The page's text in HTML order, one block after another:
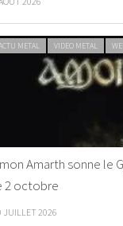
METAL VIDEO METAL
Amarth sonne le
2 octobre
JUILLET 2026